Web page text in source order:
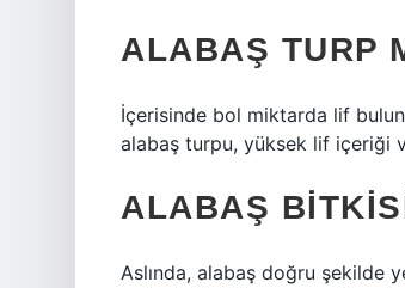
ALABAŞ TURP
İçerisinde bol miktarda lif
alabaş turpu, yüksek lif içeriği
ALABAŞ
Aslında, alabaş doğru şekilde